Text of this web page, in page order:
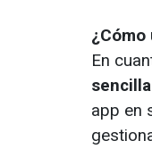
¿Cómo
En
app en